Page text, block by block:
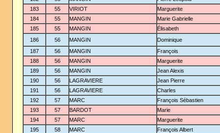
183
55 VIRIOT
Marguerite
184
55 MANGIN
Marie Gabrielle
185
55 MANGIN
Élisabeth
186
56 MANGIN
Dominique
187
56 MANGIN
François
188
56 MANGIN
Marguerite
189
56 MANGIN
Jean Alexis
190
56 LAGRAVIERE
Jean Pierre
191
56 LAGRAVIERE
Charles
192
57 MARC
François Sébastien
193
57 BARDOT
Marie
194
57 MARC
Marguerite
195
58 MARC
François Albert